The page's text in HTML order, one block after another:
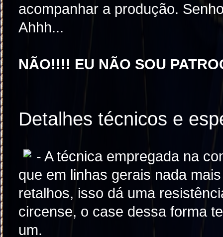
acompanhar a produção.
Ahhh...
NÃO!!!! EU NÃO SOU
Detalhes técnicos e
- A técnica empregada na
que em linhas gerais nada
retalhos, isso dá uma
circense, o case dessa forma
um.